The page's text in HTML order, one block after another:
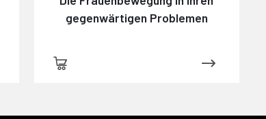
gegenwärtigen Problemen